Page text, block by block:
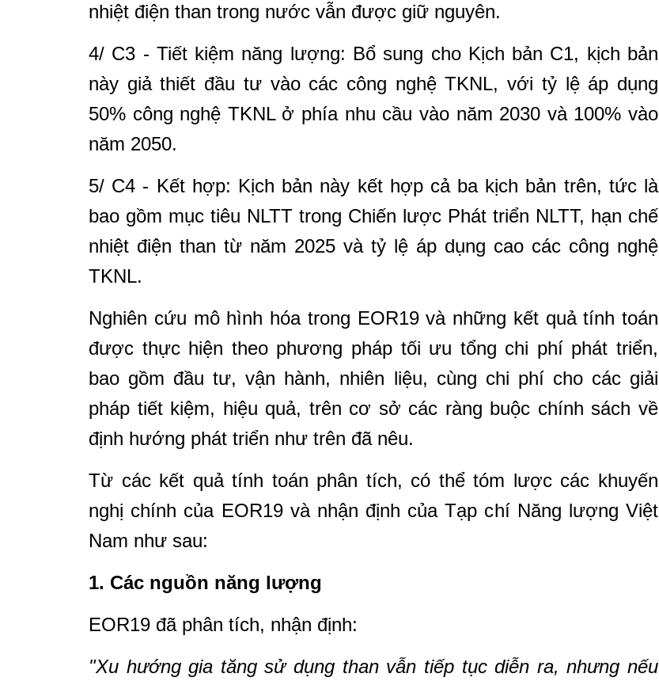
nhiệt điện than trong nước vẫn được giữ nguyên.
4/ C3 - Tiết kiệm năng lượng: Bổ sung cho Kịch bản C1, kịch bản
này giả thiết đầu tư vào các công nghệ TKNL, với tỷ lệ áp dụng
50% công nghệ TKNL ở phía nhu cầu vào năm 2030 và 100% vào
năm 2050.
5/ C4 - Kết hợp: Kịch bản này kết hợp cả ba kịch bản trên, tức là
bao gồm mục tiêu NLTT trong Chiến lược Phát triển NLTT, hạn chế
nhiệt điện than từ năm 2025 và tỷ lệ áp dụng cao các công nghệ
TKNL.
Nghiên cứu mô hình hóa trong EOR19 và những kết quả tính toán
được thực hiện theo phương pháp tối ưu tổng chi phí phát triển,
bao gồm đầu tư, vận hành, nhiên liệu, cùng chi phí cho các giải
pháp tiết kiệm, hiệu quả, trên cơ sở các ràng buộc chính sách về
định hướng phát triển như trên đã nêu.
Từ các kết quả tính toán phân tích, có thể tóm lược các khuyến
nghị chính của EOR19 và nhận định của Tạp chí Năng lượng Việt
Nam như sau:
1. Các nguồn năng lượng
EOR19 đã phân tích, nhận định:
"Xu hướng gia tăng sử dụng than vẫn tiếp tục diễn ra, nhưng nếu